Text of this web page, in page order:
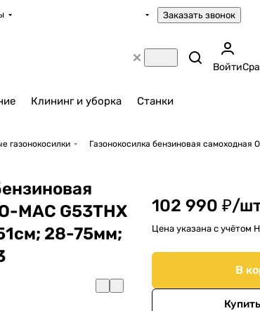
Заказать звонок
Войти
Клининг и уборка Станки
газонокосилки
Газонокосилка бензиновая самоходная
MAC G53THX
28-75мм;
102 990 ₽/
Цена указана с учётом
В